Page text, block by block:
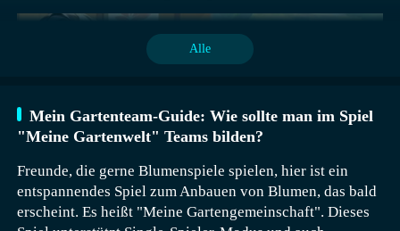
werden. Natürlich ist es auch möglich, sich mit anderen
Freunden zu verbinden. Durch die Eingabe der
Einladung zum Teambildung senden. Wenn die Spieler
in ihrer Freizeit nichts zu tun haben, können sie durch
Nach dem Betreten des Gartens eines Freundes können
sie helfen, Wasser zu gießen und Unkraut zu jäten.
Nach Abschluss dieser Interaktionen erhalten sie kleine
Alle
Mein Gartenteam-Guide: Wie sollte man im Spiel
"Meine Gartenwelt" Teams bilden?
Freunde, die gerne Blumenspiele spielen, hier ist ein
entspannendes Spiel zum Anbauen von Blumen, das bald
erscheint. Es heißt "Meine Gartengemeinschaft". Dieses